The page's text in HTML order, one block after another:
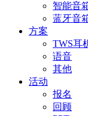
智能音
蓝牙音
方案
TWS耳
语音
其他
活动
报名
回顾